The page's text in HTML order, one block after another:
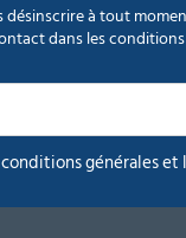
désinscrire à tout
dans les
conditions générales